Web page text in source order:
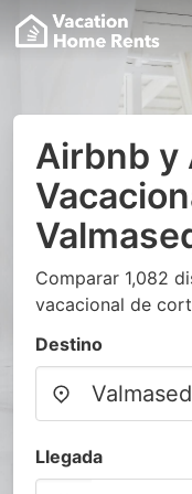
Airbnb y
Comparar 1,082
vacacional de
Destino
Llegada